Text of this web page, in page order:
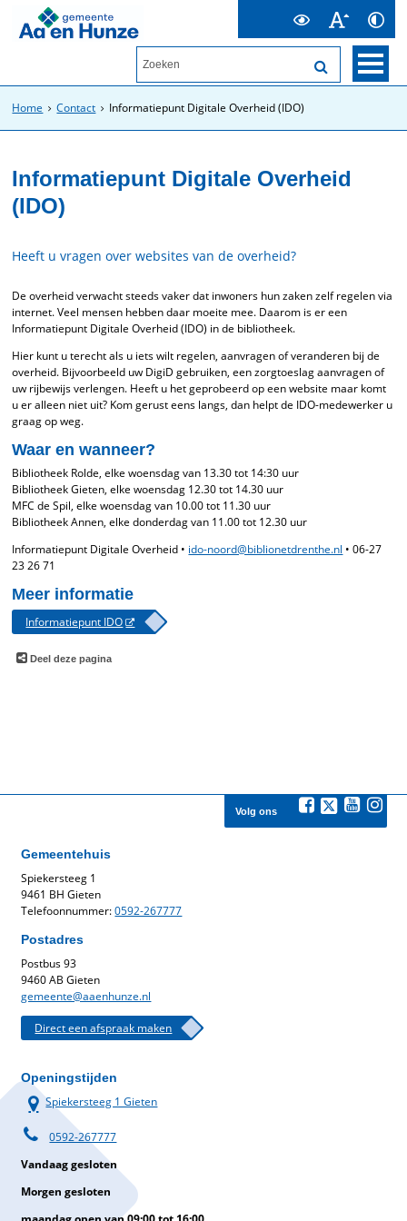
Home Contact Informatiepunt Digitale Overheid (IDO)
Informatiepunt Digitale Overheid
(IDO)
Heeft u vragen over websites van de overheid?
De overheid verwacht steeds vaker dat inwoners hun zaken zelf regelen via
internet. Veel mensen hebben daar moeite mee. Daarom is er een
Informatiepunt Digitale Overheid (IDO) in de bibliotheek.
Hier kunt u terecht als u iets wilt regelen, aanvragen of veranderen bij de
overheid. Bijvoorbeeld uw DigiD gebruiken, een zorgtoeslag aanvragen of
uw rijbewijs verlengen. Heeft u het geprobeerd op een website maar komt
u er alleen niet uit? Kom gerust eens langs, dan helpt de IDO-medewerker u
graag op weg.
Waar en wanneer?
Bibliotheek Rolde, elke woensdag van 13.30 tot 14:30 uur
Bibliotheek Gieten, elke woensdag 12.30 tot 14.30 uur
MFC de Spil, elke woensdag van 10.00 tot 11.30 uur
Bibliotheek Annen, elke donderdag van 11.00 tot 12.30 uur
Informatiepunt Digitale Overheid • ido-noord@biblionetdrenthe.nl • 06-27
23 26 71
Meer informatie
Informatiepunt IDO
Deel deze pagina
Volg ons
Gemeentehuis
Spiekersteeg 1
9461 BH Gieten
Telefoonnummer:0592-267777
Postadres
Postbus 93
9460 AB Gieten
gemeente@aaenhunze.nl
Direct een afspraak maken
Openingstijden
Spiekersteeg 1 Gieten
0592-267777
Vandaag gesloten
Morgen gesloten